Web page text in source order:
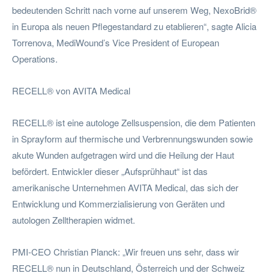
bedeutenden Schritt nach vorne auf unserem Weg, NexoBrid®
in Europa als neuen Pflegestandard zu etablieren“, sagte Alicia
Torrenova, MediWound’s Vice President of European
Operations.
RECELL® von AVITA Medical
RECELL® ist eine autologe Zellsuspension, die dem Patienten
in Sprayform auf thermische und Verbrennungswunden sowie
akute Wunden aufgetragen wird und die Heilung der Haut
befördert. Entwickler dieser „Aufsprühhaut“ ist das
amerikanische Unternehmen AVITA Medical, das sich der
Entwicklung und Kommerzialisierung von Geräten und
autologen Zelltherapien widmet.
PMI-CEO Christian Planck: „Wir freuen uns sehr, dass wir
RECELL® nun in Deutschland, Österreich und der Schweiz